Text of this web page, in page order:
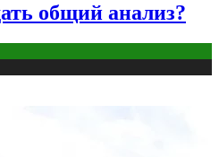
общий анализ?